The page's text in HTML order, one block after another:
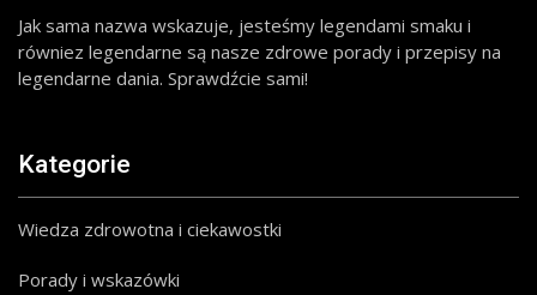
Jak sama nazwa wskazuje, jesteśmy legendami smaku i
równiez legendarne są nasze zdrowe porady i przepisy na
legendarne dania. Sprawdźcie sami!
Kategorie
Wiedza zdrowotna i ciekawostki
Porady i wskazówki